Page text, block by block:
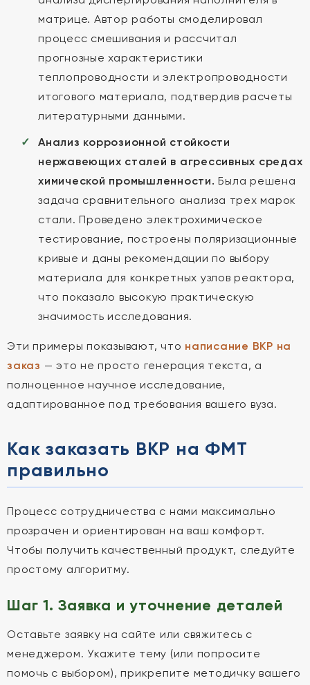
матрице. Автор работы смоделировал
процесс смешивания и рассчитал
прогнозные характеристики
теплопроводности и электропроводности
итогового материала, подтвердив расчеты
литературными данными.
Анализ коррозионной стойкости
нержавеющих сталей в агрессивных средах
химической промышленности. Была решена
задача сравнительного анализа трех марок
стали. Проведено электрохимическое
тестирование, построены поляризационные
кривые и даны рекомендации по выбору
материала для конкретных узлов реактора,
что показало высокую практическую
значимость исследования.
Эти примеры показывают, что написание ВКР на
заказ — это не просто генерация текста, а
полноценное научное исследование,
адаптированное под требования вашего вуза.
Как заказать ВКР на ФМТ
правильно
Процесс сотрудничества с нами максимально
прозрачен и ориентирован на ваш комфорт.
Чтобы получить качественный продукт, следуйте
простому алгоритму.
Шаг 1. Заявка и уточнение деталей
Оставьте заявку на сайте или свяжитесь с
менеджером. Укажите тему (или попросите
помочь с выбором), прикрепите методичку вашего